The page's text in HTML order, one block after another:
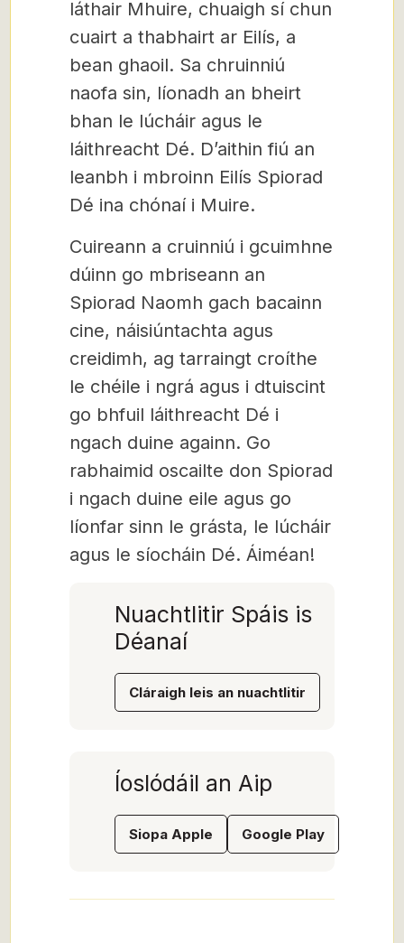
láthair Mhuire, chuaigh sí chun
cuairt a thabhairt ar Eilís, a
bean ghaoil. Sa chruinniú
naofa sin, líonadh an bheirt
bhan le lúcháir agus le
láithreacht Dé. D’aithin fiú an
leanbh i mbroinn Eilís Spiorad
Dé ina chónaí i Muire.
Cuireann a cruinniú i gcuimhne
dúinn go mbriseann an
Spiorad Naomh gach bacainn
cine, náisiúntachta agus
creidimh, ag tarraingt croíthe
le chéile i ngrá agus i dtuiscint
go bhfuil láithreacht Dé i
ngach duine againn. Go
rabhaimid oscailte don Spiorad
i ngach duine eile agus go
líonfar sinn le grásta, le lúcháir
agus le síocháin Dé. Áiméan!
Nuachtlitir Spáis is
Déanaí
Cláraigh leis an nuachtlitir
Íoslódáil an Aip
Siopa Apple Google Play